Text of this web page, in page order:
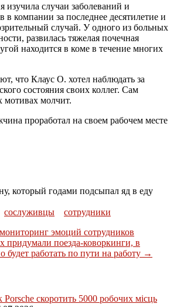
изучила случаи заболеваний и
в компании за последнее десятилетие и
случай. У одного из больных
развилась тяжелая почечная
находится в коме в течение многих
что Клаус О. хотел наблюдать за
состояния своих коллег. Сам
мотивах молчит.
проработал на своем рабочем месте
который годами подсыпал яд в еду
сослуживцы
сотрудники
эмоций сотрудников
придумали поезда-коворкинги, в
будет работать по пути на работу →
скоротить 5000 робочих місць